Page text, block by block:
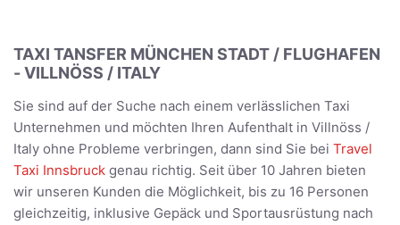
TAXI TANSFER MÜNCHEN STADT / FLUGHAFEN
- VILLNÖSS / ITALY
Sie sind auf der Suche nach einem verlässlichen Taxi
Unternehmen und möchten Ihren Aufenthalt in Villnöss /
Italy ohne Probleme verbringen, dann sind Sie bei Travel
Taxi Innsbruck genau richtig. Seit über 10 Jahren bieten
wir unseren Kunden die Möglichkeit, bis zu 16 Personen
gleichzeitig, inklusive Gepäck und Sportausrüstung nach